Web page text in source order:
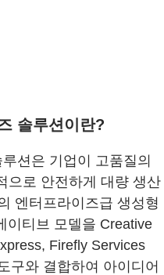
솔루션이란?
션은 기업이 고품질의
으로 안전하게 대량 생산
엔터프라이즈급 생성형
이티브 모델을 Creative
Firefly Services
구와 결합하여 아이디어